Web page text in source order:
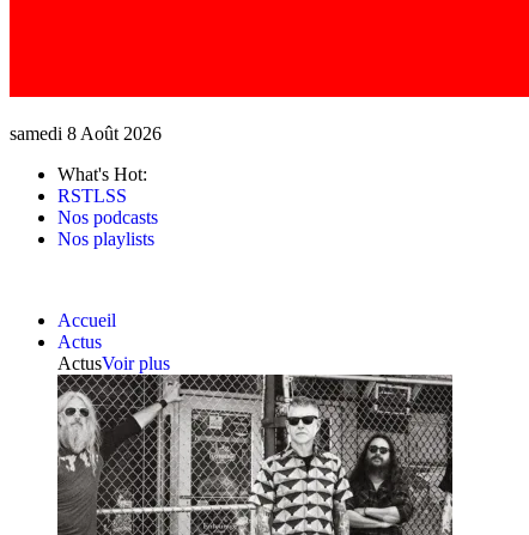
samedi 8 Août 2026
What's Hot:
RSTLSS
Nos podcasts
Nos playlists
Accueil
Actus
ActusVoir plus